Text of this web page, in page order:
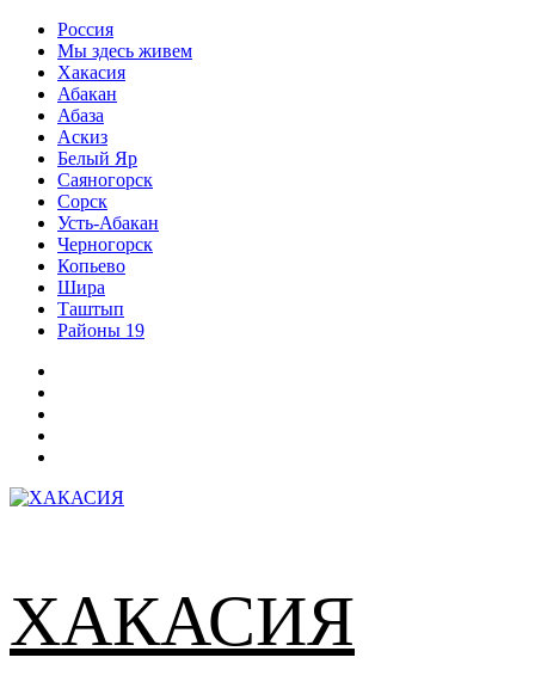
Перейти
содержимому
Россия
Мы здесь живем
Хакасия
Абакан
Абаза
Аскиз
Белый Яр
Саяногорск
Сорск
Усть-Абакан
Черногорск
Копьево
Шира
Таштып
Районы 19
ХАКАСИЯ